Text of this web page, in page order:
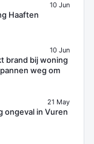
10 Jun
Haaften
10 Jun
brand bij woning
weg om
21 May
ongeval in Vuren